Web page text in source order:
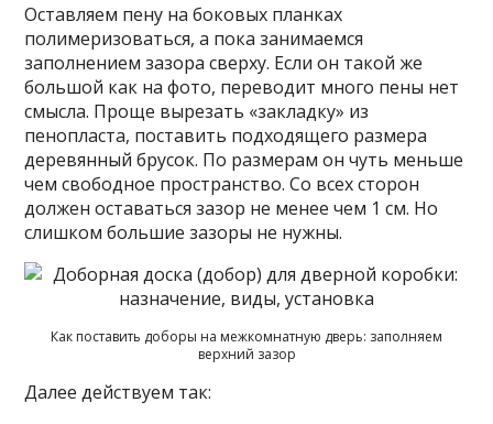
Оставляем пену на боковых планках
полимеризоваться, а пока занимаемся
заполнением зазора сверху. Если он такой же
большой как на фото, переводит много пены нет
смысла. Проще вырезать «закладку» из
пенопласта, поставить подходящего размера
деревянный брусок. По размерам он чуть меньше
чем свободное пространство. Со всех сторон
должен оставаться зазор не менее чем 1 см. Но
слишком большие зазоры не нужны.
Как поставить доборы на межкомнатную дверь: заполняем
верхний зазор
Далее действуем так: